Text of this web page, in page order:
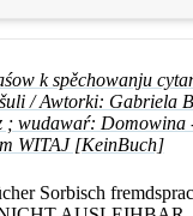
k spěchowanju
šuli / Awtorki: Gabriela
; wudawaŕ: Domowina
WITAJ [KeinBuch]
Sorbisch